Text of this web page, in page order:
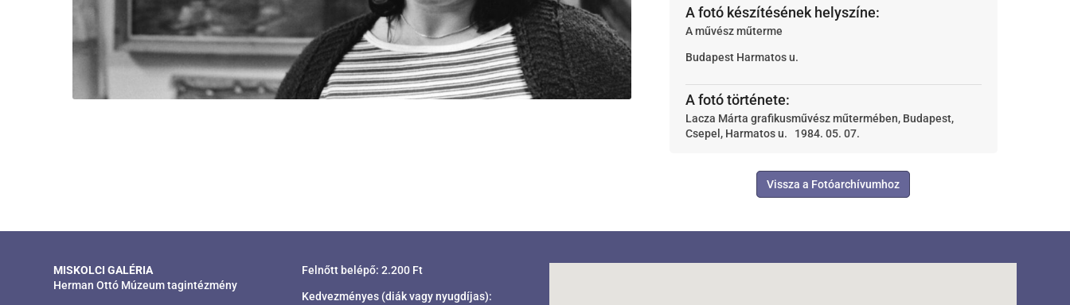
A fotó készítésének helyszíne:
A művész műterme
Budapest Harmatos u.
A fotó története:
Lacza Márta grafikusművész műtermében, Budapest,
Csepel, Harmatos u. 1984. 05. 07.
Vissza a Fotóarchívumhoz
MISKOLCI GALÉRIA
Herman Ottó Múzeum tagintézmény
Felnőtt belépő: 2.200 Ft
Kedvezményes (diák vagy nyugdíjas):